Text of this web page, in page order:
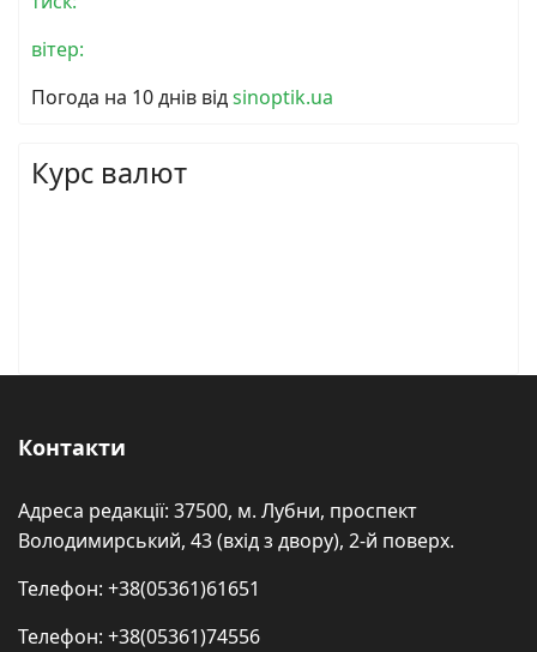
вітер:
Погода на 10 днів відsinoptik.ua
Курс валют
Контакти
Адреса редакції: 37500, м. Лубни, проспект
Володимирський, 43 (вхід з двору), 2-й поверх.
Телефон: +38(05361)61651
Телефон: +38(05361)74556